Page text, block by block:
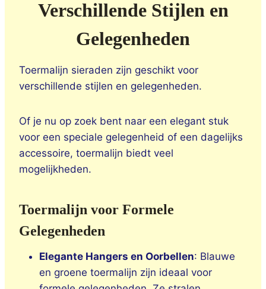
Verschillende Stijlen en
Gelegenheden
Toermalijn sieraden zijn geschikt voor
verschillende stijlen en gelegenheden.
Of je nu op zoek bent naar een elegant stuk
voor een speciale gelegenheid of een dagelijks
accessoire, toermalijn biedt veel
mogelijkheden.
Toermalijn voor Formele
Gelegenheden
Elegante Hangers en Oorbellen: Blauwe
en groene toermalijn zijn ideaal voor